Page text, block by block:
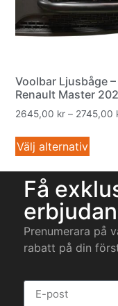
Voolbar Ljusbåge –
Renault Master
2645,00 kr – 2745,00
Välj alternativ
Få
Prenumerara på
rabatt på din